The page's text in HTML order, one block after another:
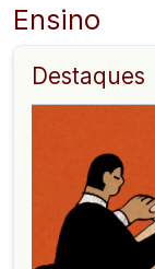
Ensino
Destaques